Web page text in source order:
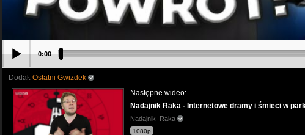
0:00
Dodał: Ostatni Gwizdek
Następne wideo:
Nadajnik Raka - Internetowe dramy i śmieci w
Nadajnik_Raka
1080p